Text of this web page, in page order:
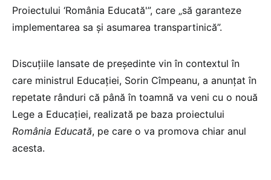
Proiectului ‘România Educată'”, care „să garanteze
implementarea sa și asumarea transpartinică”.
Discuțiile lansate de președinte vin în contextul în
care ministrul Educației, Sorin Cîmpeanu, a anunțat în
repetate rânduri că până în toamnă va veni cu o nouă
Lege a Educației, realizată pe baza proiectului
România Educată, pe care o va promova chiar anul
acesta.